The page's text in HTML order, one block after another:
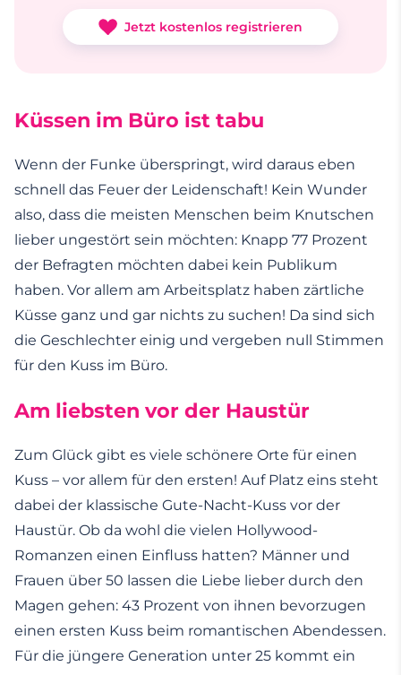
Jetzt kostenlos registrieren
Küssen im Büro ist tabu
Wenn der Funke überspringt, wird daraus eben
schnell das Feuer der Leidenschaft! Kein Wunder
also, dass die meisten Menschen beim Knutschen
lieber ungestört sein möchten: Knapp 77 Prozent
der Befragten möchten dabei kein Publikum
haben. Vor allem am Arbeitsplatz haben zärtliche
Küsse ganz und gar nichts zu suchen! Da sind sich
die Geschlechter einig und vergeben null Stimmen
für den Kuss im Büro.
Am liebsten vor der Haustür
Zum Glück gibt es viele schönere Orte für einen
Kuss – vor allem für den ersten! Auf Platz eins steht
dabei der klassische Gute-Nacht-Kuss vor der
Haustür. Ob da wohl die vielen Hollywood-
Romanzen einen Einfluss hatten? Männer und
Frauen über 50 lassen die Liebe lieber durch den
Magen gehen: 43 Prozent von ihnen bevorzugen
einen ersten Kuss beim romantischen Abendessen.
Für die jüngere Generation unter 25 kommt ein